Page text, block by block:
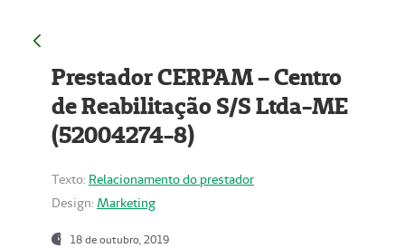
Prestador CERPAM – Centro
de Reabilitação S/S Ltda-ME
(52004274-8)
Texto: Relacionamento do prestador
Design: Marketing
18 de outubro, 2019